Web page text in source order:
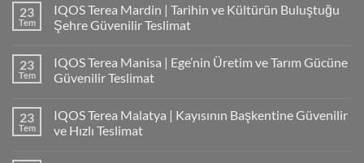
23
Tem
IQOS Terea Mardin | Tarihin ve Kültürün Buluştuğu
Şehre Güvenilir Teslimat
23
Tem
IQOS Terea Manisa | Ege’nin Üretim ve Tarım Gücüne
Güvenilir Teslimat
23
Tem
IQOS Terea Malatya | Kayısının Başkentine Güvenilir
ve Hızlı Teslimat